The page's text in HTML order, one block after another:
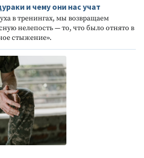
и чему они нас учат
в тренингах, мы возвращаем
нелепость — то, что было отнято в
стыжение».